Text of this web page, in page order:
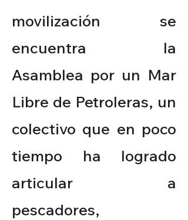
movilización se
encuentra la
Asamblea por un Mar
Libre de Petroleras, un
colectivo que en poco
tiempo ha logrado
articular a
pescadores,